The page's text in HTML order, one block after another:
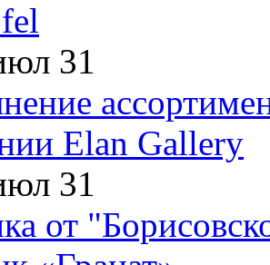
31
Elan Gallery
31
от